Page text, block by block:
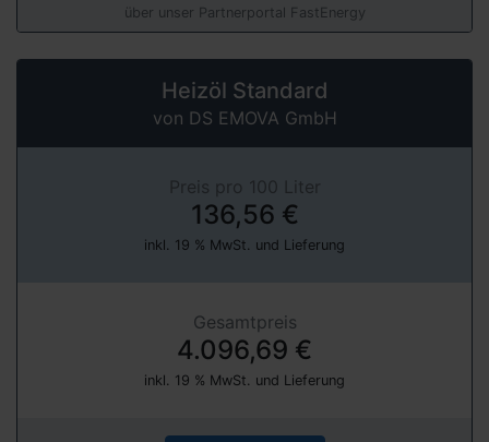
über unser Partnerportal FastEnergy
Heizöl Standard
von DS EMOVA GmbH
Preis pro 100 Liter
136,56 €
inkl. 19 % MwSt. und Lieferung
Gesamtpreis
4.096,69 €
inkl. 19 % MwSt. und Lieferung